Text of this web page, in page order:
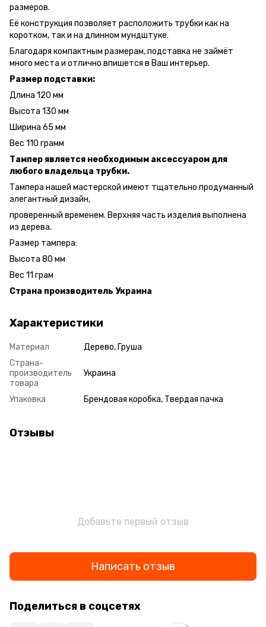
размеров.
Её конструкция позволяет расположить трубки как на
коротком, так и на длинном мундштуке.
Благодаря компактным размерам, подставка не займёт
много места и отлично впишется в Ваш интерьер.
Размер подставки:
Длина 120 мм
Высота 130 мм
Ширина 65 мм
Вес 110 грамм
Тампер является необходимым аксессуаром для
любого владельца трубки.
Тампера нашей мастерской имеют тщательно продуманный
элегантный дизайн,
проверенный временем. Верхняя часть изделия выполнена
из дерева.
Размер тампера:
Высота 80 мм
Вес 11 грам
Страна производитель Украина
Характеристики
Материал
Дерево, Груша
Страна-
производитель
товара
Украина
Упаковка Брендовая коробка, Твердая пачка
Отзывы
Добавьте первый отзыв
Написать отзыв
Поделиться в соцсетях